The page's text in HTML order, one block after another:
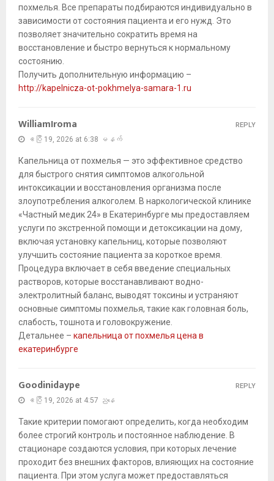
похмелья. Все препараты подбираются индивидуально в
зависимости от состояния пациента и его нужд. Это
позволяет значительно сократить время на
восстановление и быстро вернуться к нормальному
состоянию.
Получить дополнительную информацию –
http://kapelnicza-ot-pokhmelya-samara-1.ru
WilliamIroma
ဧပြီ 19, 2026 at 6:38 မနက်
Капельница от похмелья — это эффективное средство
для быстрого снятия симптомов алкогольной
интоксикации и восстановления организма после
злоупотребления алкоголем. В наркологической клинике
«Частный медик 24» в Екатеринбурге мы предоставляем
услуги по экстренной помощи и детоксикации на дому,
включая установку капельниц, которые позволяют
улучшить состояние пациента за короткое время.
Процедура включает в себя введение специальных
растворов, которые восстанавливают водно-
электролитный баланс, выводят токсины и устраняют
основные симптомы похмелья, такие как головная боль,
слабость, тошнота и головокружение.
Детальнее – капельница от похмелья цена в
екатеринбурге
REPLY
Goodinidaype
ဧပြီ 19, 2026 at 4:57 ညနေ
Такие критерии помогают определить, когда необходим
более строгий контроль и постоянное наблюдение. В
стационаре создаются условия, при которых лечение
проходит без внешних факторов, влияющих на состояние
пациента. При этом услуга может предоставляться
REPLY